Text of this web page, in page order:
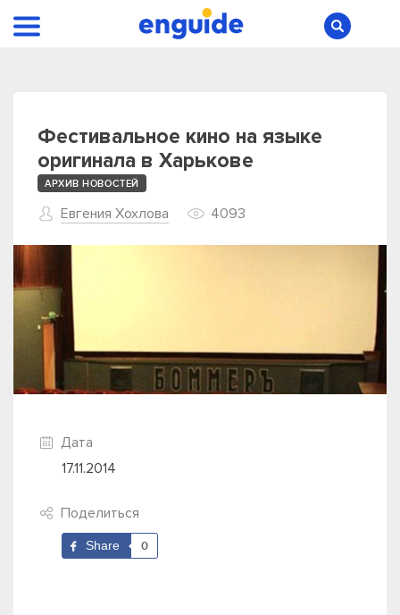
Фестивальное кино на языке
оригинала в Харькове
АРХИВ НОВОСТЕЙ
Евгения Хохлова 4093
Дата
17.11.2014
Поделиться
Share 0